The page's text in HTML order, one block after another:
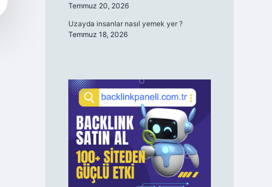
Temmuz 20, 2026
Uzayda insanlar nasıl yemek yer ?
Temmuz 18, 2026